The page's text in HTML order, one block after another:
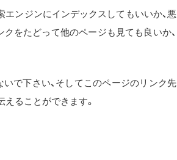
エンジンにインデックスしてもいいか、悪
をたどって他のページも見ても良いか、
で下さい、そしてこのページのリンク先
ることができます。